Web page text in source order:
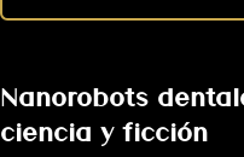
Nanorobots
ciencia y ficción